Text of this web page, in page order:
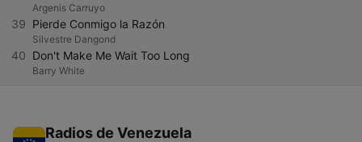
Argenis Carruyo
39 Pierde Conmigo la Razón
Silvestre Dangond
40 Don't Make Me Wait Too Long
Barry White
Radios de Venezuela